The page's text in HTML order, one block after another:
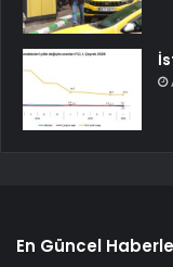
En Güncel